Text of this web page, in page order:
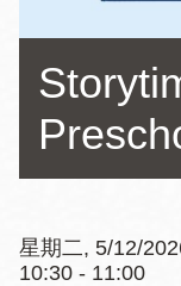
星期二, 5/12/
10:30 - 11:00